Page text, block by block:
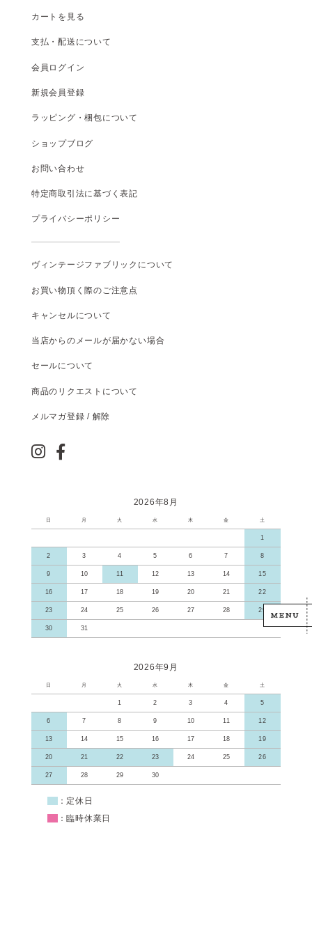
カートを見る
支払 ・配送について
会員ログイン
新規会員登録
ラッピング・梱包について
ショップブログ
お問い合わせ
特定商取引法に基づく表記
プライバシーポリシー
ヴィンテージファブリックについて
お買い物頂く際のご注意点
キャンセルについて
当店からのメールが届かない場合
セールについて
商品のリクエストについて
メルマガ登録 / 解除
2026年8月
日 月 火 水 木 金 土
1
2 3 4 5 6 7 8
9 10 11 12 13 14 15
16 17 18 19 20 21 22
23 24 25 26 27 28 29
30 31
2026年9月
日 月 火 水 木 金 土
1 2 3 4 5
6 7 8 9 10 11 12
13 14 15 16 17 18 19
20 21 22 23 24 25 26
27 28 29 30
：定休日
：臨時休業日